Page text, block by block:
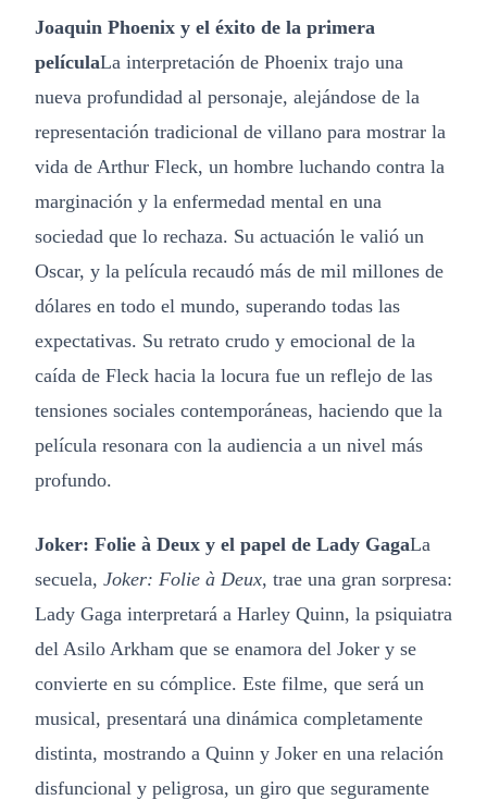
Joaquin Phoenix y el éxito de la primera
películaLa interpretación de Phoenix trajo una
nueva profundidad al personaje, alejándose de la
representación tradicional de villano para mostrar la
vida de Arthur Fleck, un hombre luchando contra la
marginación y la enfermedad mental en una
sociedad que lo rechaza. Su actuación le valió un
Oscar, y la película recaudó más de mil millones de
dólares en todo el mundo, superando todas las
expectativas. Su retrato crudo y emocional de la
caída de Fleck hacia la locura fue un reflejo de las
tensiones sociales contemporáneas, haciendo que la
película resonara con la audiencia a un nivel más
profundo.
Joker: Folie à Deux y el papel de Lady GagaLa
secuela, Joker: Folie à Deux, trae una gran sorpresa:
Lady Gaga interpretará a Harley Quinn, la psiquiatra
del Asilo Arkham que se enamora del Joker y se
convierte en su cómplice. Este filme, que será un
musical, presentará una dinámica completamente
distinta, mostrando a Quinn y Joker en una relación
disfuncional y peligrosa, un giro que seguramente